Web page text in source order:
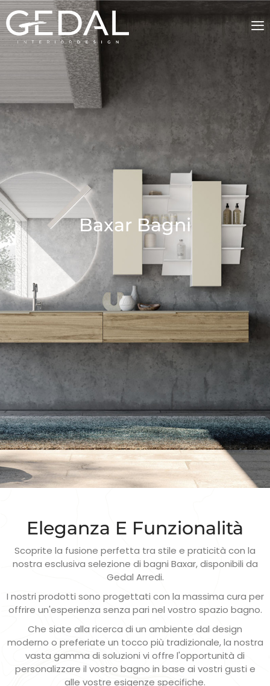
Baxar Bagni
Eleganza E Funzionalità
Scoprite la fusione perfetta tra stile e praticità con la
nostra esclusiva selezione di bagni Baxar, disponibili da
Gedal Arredi.
I nostri prodotti sono progettati con la massima cura per
offrire un'esperienza senza pari nel vostro spazio bagno.
Che siate alla ricerca di un ambiente dal design
moderno o preferiate un tocco più tradizionale, la nostra
vasta gamma di soluzioni vi offre l'opportunità di
personalizzare il vostro bagno in base ai vostri gusti e
alle vostre esigenze specifiche.